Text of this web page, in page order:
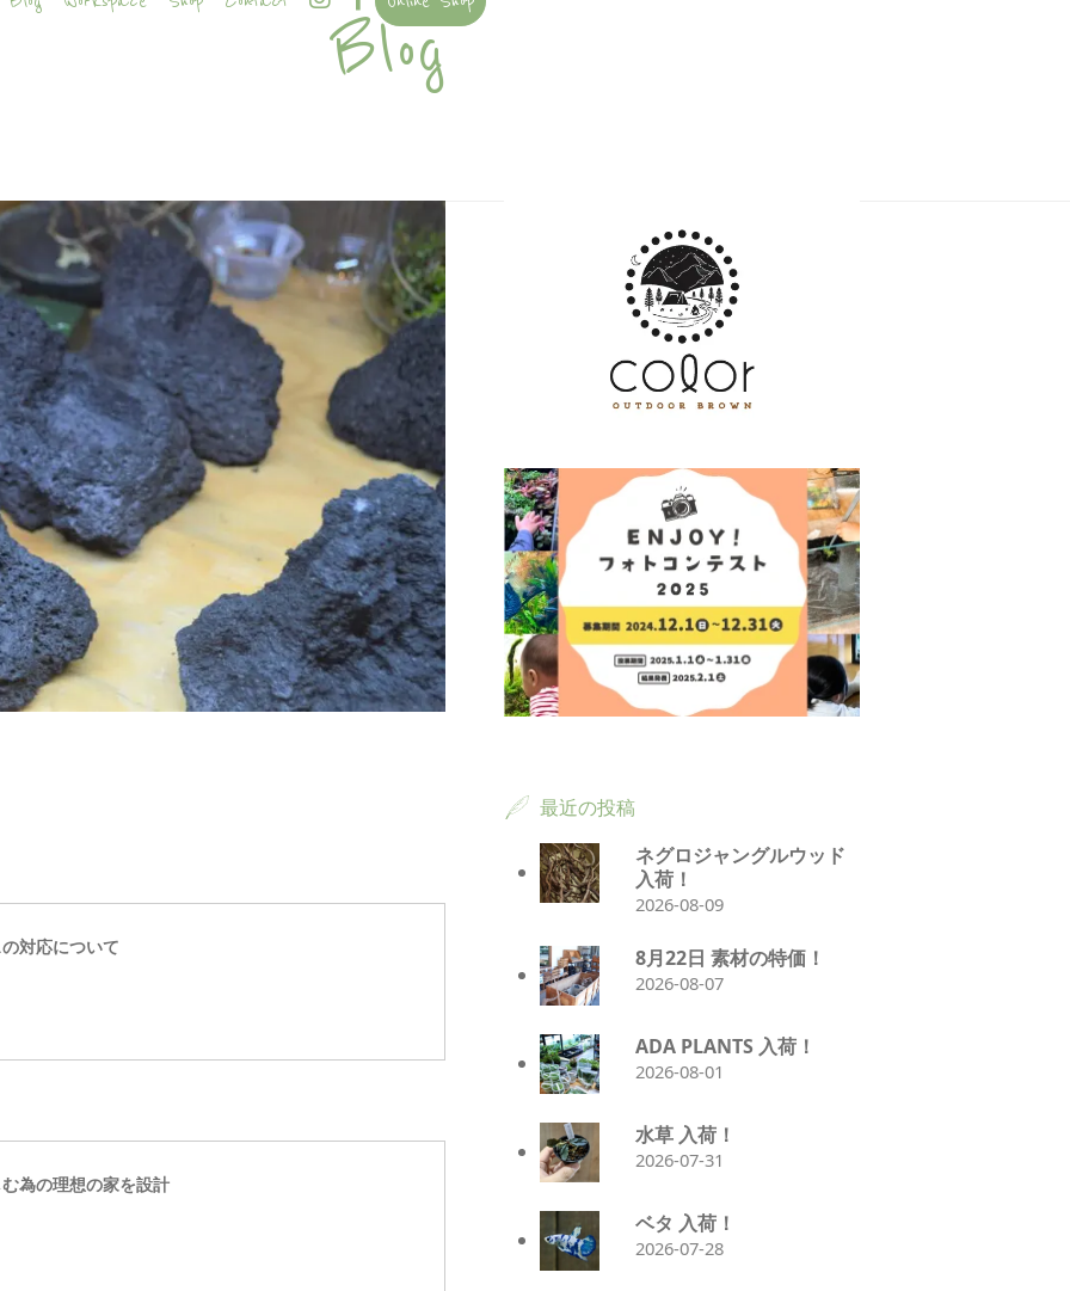
Blog
対応について
為の理想の家を設計
最近の投稿
ネグロジャングルウッド
入荷！
2026-08-09
8月22日 素材の特価！
2026-08-07
ADA PLANTS 入荷！
2026-08-01
水草 入荷！
2026-07-31
ベタ 入荷！
2026-07-28